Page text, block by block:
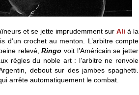
et se jette imprudemment sur Ali à la
d’un crochet au menton. L’arbitre compte
relevé,Ringo voit l’Américain se jetter
règles du noble art : l’arbitre ne renvoie
debout sur des jambes spaghetti.
arrête automatiquement le combat.